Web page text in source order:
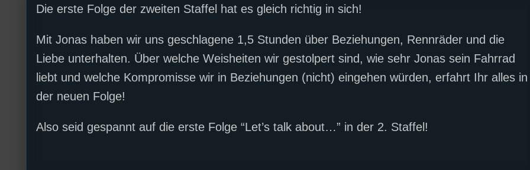
Die erste Folge der zweiten Staffel hat es gleich richtig in sich!
Mit Jonas haben wir uns geschlagene 1,5 Stunden über Beziehungen, Rennräder und die
Liebe unterhalten. Über welche Weisheiten wir gestolpert sind, wie sehr Jonas sein Fahrrad
liebt und welche Kompromisse wir in Beziehungen (nicht) eingehen würden, erfahrt Ihr alles in
der neuen Folge!
Also seid gespannt auf die erste Folge “Let’s talk about…” in der 2. Staffel!